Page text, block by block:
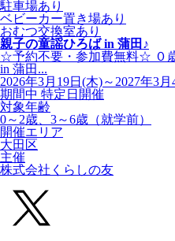
駐車場あり
ベビーカー置き場あり
おむつ交換室あり
親子の童謡ひろば in 蒲田♪
☆予約不要・参加費無料☆ ０
in 蒲田...
2026年3月19日(木)～2027年3
期間中 特定日開催
対象年齢
0～2歳、3～6歳（就学前）
開催エリア
大田区
主催
株式会社くらしの友